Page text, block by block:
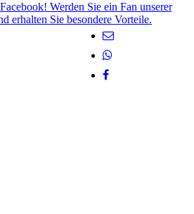
Werden Sie ein Fan unserer
erhalten Sie besondere Vorteile.